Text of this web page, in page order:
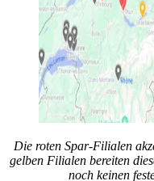
Die roten Spar-Filialen
gelben Filialen bereiten
noch keinen